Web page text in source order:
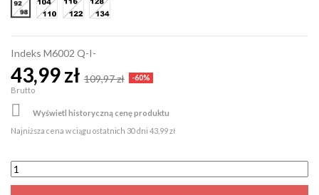
92-98104-110116-122128-134
Indeks M6002 Q-I-
43,99 zł 109,97 zł -60%
Brutto

Wyświetl historyczną cenę produktu
Najniższa cena w ciągu ostatnich 30 dni 43,99 zł